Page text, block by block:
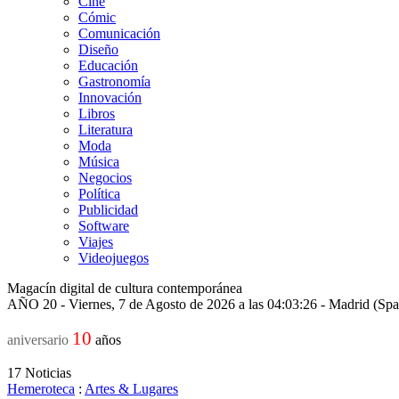
Cómic
Comunicación
Diseño
Educación
Gastronomía
Innovación
Libros
Literatura
Moda
Música
Negocios
Política
Publicidad
Software
Viajes
Videojuegos
Magacín digital de cultura contemporánea
AÑO 20 - Viernes, 7 de Agosto de 2026 a las 04:03:26 - Madrid
aniversario 10 años
17 Noticias
Hemeroteca : Artes & Lugares